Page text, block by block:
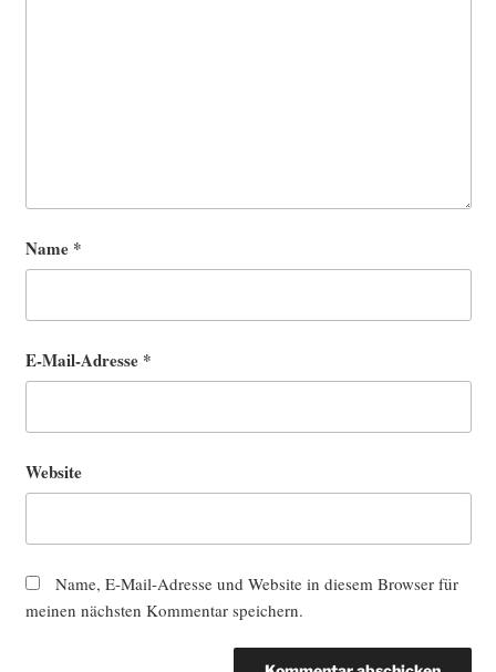
Name *
E-Mail-Adresse *
Website
Name, E-Mail-Adresse und Website in diesem Browser für
meinen nächsten Kommentar speichern.